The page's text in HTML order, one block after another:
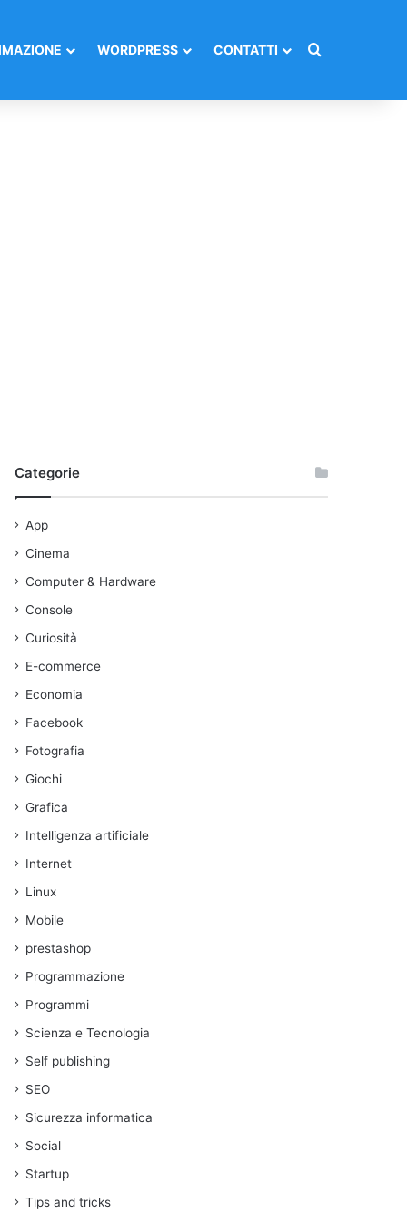
WORDPRESS CONTATTI Cerca per
Categorie
App
Cinema
Computer & Hardware
Console
Curiosità
E-commerce
Economia
Facebook
Fotografia
Giochi
Grafica
Intelligenza artificiale
Internet
Linux
Mobile
prestashop
Programmazione
Programmi
Scienza e Tecnologia
Self publishing
SEO
Sicurezza informatica
Social
Startup
Tips and tricks